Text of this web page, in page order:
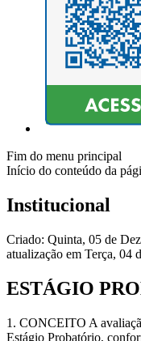
Fim do menu principal
Início do conteúdo da
Institucional
Criado: Quinta, 05 de
atualização em Terça, 04
ESTÁGIO
1. CONCEITO A
Estágio Probatório,